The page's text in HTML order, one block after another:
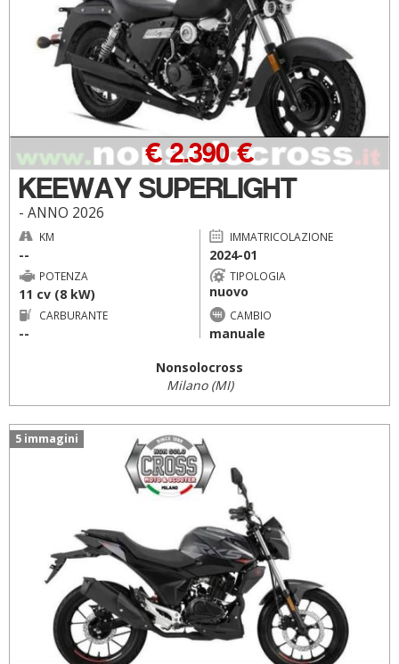
KEEWAY SUPERLIGHT
- ANNO 2026
€ 2.390 €
KM
--
IMMATRICOLAZIONE
2024-01
POTENZA
11 cv (8 kW)
TIPOLOGIA
nuovo
CARBURANTE
--
CAMBIO
manuale
Nonsolocross
Milano (MI)
5 immagini